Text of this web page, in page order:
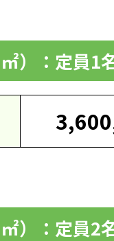
）：定員1
）：定員2